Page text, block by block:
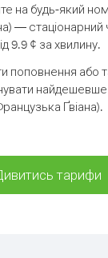
на будь-який
—
9.9 ¢ за хвилину.
поповнення або
Ґвіана).
тарифи